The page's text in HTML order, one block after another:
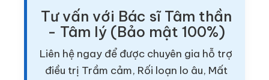
Tư vấn với Bác sĩ Tâm thần
- Tâm lý (Bảo mật 100%)
Liên hệ ngay để được chuyên gia hỗ trợ
điều trị Trầm cảm, Rối loạn lo âu, Mất